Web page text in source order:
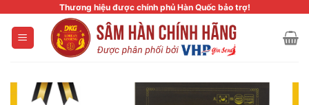
content
Thương hiệu được chính phủ Hàn Quốc bảo trợ!